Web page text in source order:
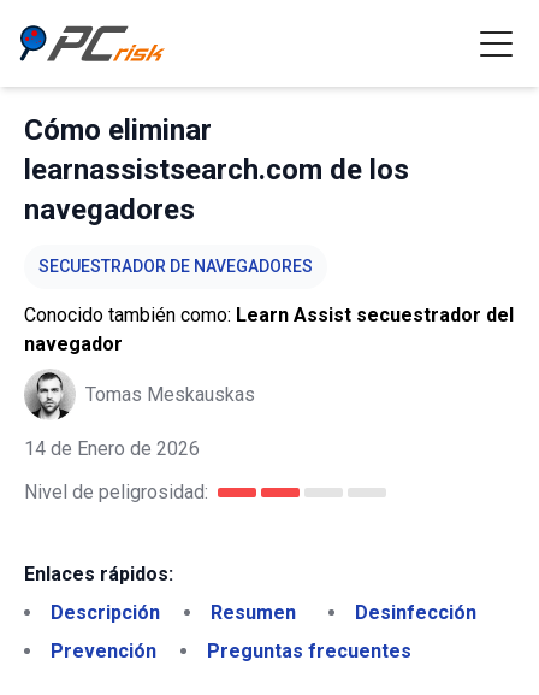
Cómo eliminar
learnassistsearch.com de los
navegadores
SECUESTRADOR DE NAVEGADORES
Conocido también como: Learn Assist secuestrador del
navegador
Tomas Meskauskas
14 de Enero de 2026
Nivel de peligrosidad:
Enlaces rápidos:
Descripción
Resumen
Desinfección
Prevención
Preguntas frecuentes